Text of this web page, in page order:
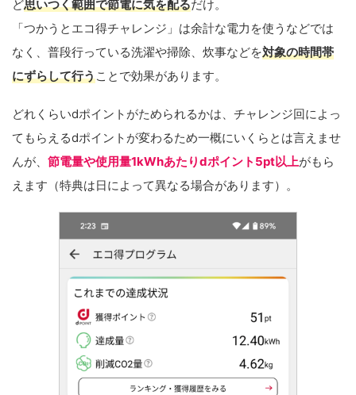
ど思いつく範囲で節電に気を配るだけ。
「つかうとエコ得チャレンジ」は余計な電力を使うなどでは
なく、普段行っている洗濯や掃除、炊事などを対象の時間帯
にずらして行うことで効果があります。
どれくらいdポイントがためられるかは、チャレンジ回によっ
てもらえるdポイントが変わるため一概にいくらとは言えませ
んが、 節電量や使用量1kWhあたりdポイント5pt以上がもら
えます（特典は日によって異なる場合があります）。